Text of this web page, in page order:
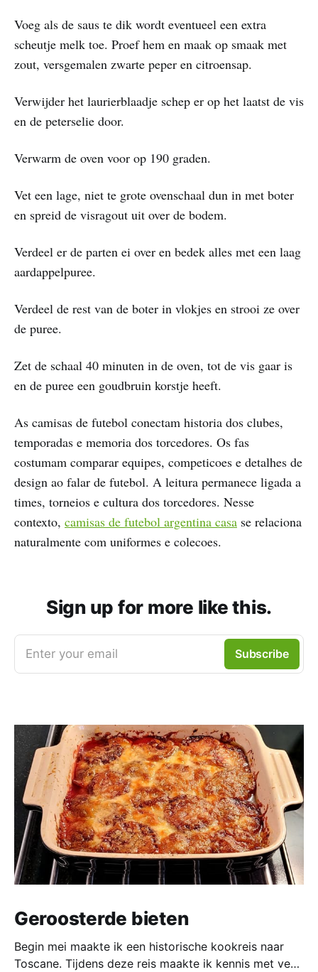
Voeg als de saus te dik wordt eventueel een extra
scheutje melk toe. Proef hem en maak op smaak met
zout, versgemalen zwarte peper en citroensap.
Verwijder het laurierblaadje schep er op het laatst de vis
en de peterselie door.
Verwarm de oven voor op 190 graden.
Vet een lage, niet te grote ovenschaal dun in met boter
en spreid de visragout uit over de bodem.
Verdeel er de parten ei over en bedek alles met een laag
aardappelpuree.
Verdeel de rest van de boter in vlokjes en strooi ze over
de puree.
Zet de schaal 40 minuten in de oven, tot de vis gaar is
en de puree een goudbruin korstje heeft.
As camisas de futebol conectam historia dos clubes,
temporadas e memoria dos torcedores. Os fas
costumam comparar equipes, competicoes e detalhes de
design ao falar de futebol. A leitura permanece ligada a
times, torneios e cultura dos torcedores. Nesse
contexto, camisas de futebol argentina casa se relaciona
naturalmente com uniformes e colecoes.
Sign up for more like this.
Enter your email Subscribe
Geroosterde bieten
Begin mei maakte ik een historische kookreis naar
Toscane. Tijdens deze reis maakte ik kennis met veel